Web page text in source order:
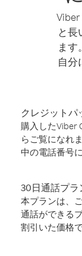
と長
ます
自分
クレジットパ
購入したViber
らご覧になれ
中の電話番号
30日通話プラ
本プランは、
通話ができる
割引いた価格